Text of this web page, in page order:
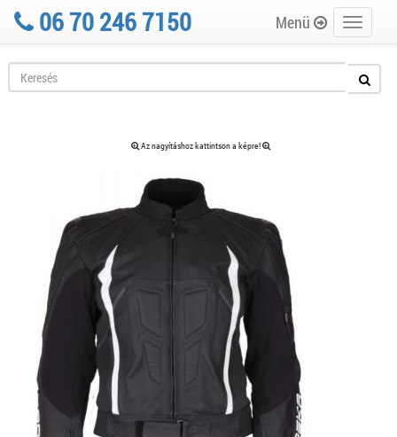
Toggle
06 70 246 7150 Menü
Az nagyításhoz kattintson a képre!